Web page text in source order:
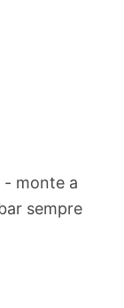
- monte a
sempre